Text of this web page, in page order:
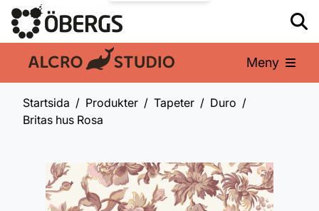
En del av: Meny
Startsida Produkter Tapeter
Duro
Britas hus Rosa